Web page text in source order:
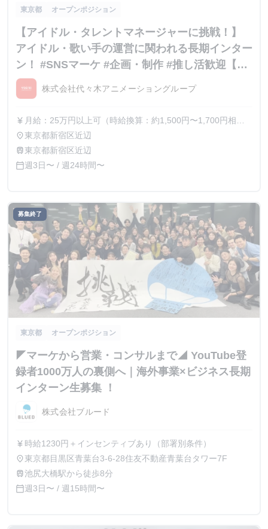
東京都 オープンポジション
【アイドル・タレントマネージャーに挑戦！】
アイドル・歌い手の運営に関われる長期インター
ン！ #SNSマーケ #企画・制作 #推し活歓迎【内
定直結】
株式会社代々木アニメーショングループ
currency_yen 月給：25万円以上可（時給換算：約1,500円〜1,700円相
当） ※選考を通じて最終的な金額が調整（上振れ・下振
れ）されることがございます。 ※インターン期間中の貢献
place東京都新宿区近辺
train東京都新宿区近辺
calendar_today週3日〜 / 週24時間〜
募集終了
東京都 オープンポジション
◤マーケから営業・コンサルまで◢ YouTube登
録者1000万人の裏側へ｜海外事業×ビジネス長期
インターン生募集 ！
株式会社ブルード
currency_yen 時給1230円＋インセンティブあり（部署別条件）
place東京都目黒区青葉台3-6-28住友不動産青葉台タワー7F
train池尻大橋駅から徒歩8分
calendar_today週3日〜 / 週15時間〜